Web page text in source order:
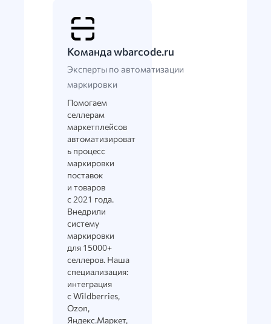
Команда wbarcode.ru
Эксперты по автоматизации
маркировки
Помогаем
селлерам
маркетплейсов
автоматизироват
ь процесс
маркировки
поставок
и товаров
с 2021 года.
Внедрили
систему
маркировки
для 15000+
селлеров. Наша
специализация:
интеграция
с Wildberries,
Ozon,
Яндекс.Маркет,